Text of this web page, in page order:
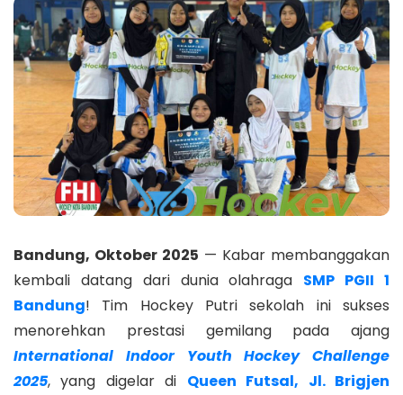
Bandung, Oktober 2025 — Kabar membanggakan
kembali datang dari dunia olahraga SMP PGII 1
Bandung! Tim Hockey Putri sekolah ini sukses
menorehkan prestasi gemilang pada ajang
International Indoor Youth Hockey Challenge
2025, yang digelar di Queen Futsal, Jl. Brigjen